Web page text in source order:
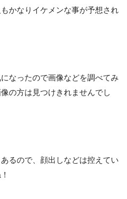
かなりイケメンな事が予想され
なったので画像などを調べてみ
の方は見つけきれませんでし
るので、顔出しなどは控えてい